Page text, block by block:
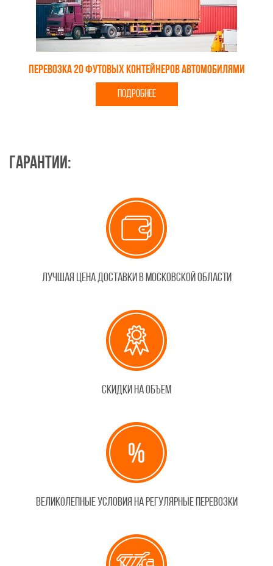
Перевозка 20 футовых контейнеров автомобилями
ПОДРОБНЕЕ
Гарантии:
Лучшая цена доставки в Московской области
Скидки на объем
Великолепные условия на регулярные перевозки